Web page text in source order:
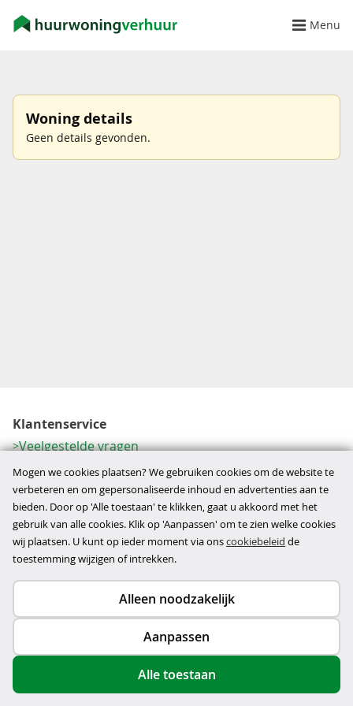
Menu
Woning details
Geen details gevonden.
Klantenservice
Veelgestelde vragen
Contactformulier
Herroeping
Over ons
Bedrijfsgegevens
Werkwijze
Copyright © 2026
privacy- en cookiebeleid
Mogen we cookies plaatsen? We gebruiken cookies om de website te
verbeteren en om gepersonaliseerde inhoud en advertenties aan te
bieden. Door op 'Alle toestaan' te klikken, gaat u akkoord met het
gebruik van alle cookies. Klik op 'Aanpassen' om te zien welke cookies
wij plaatsen. U kunt op ieder moment via onscookiebeleid de
toestemming wijzigen of intrekken.
Alleen noodzakelijk
Aanpassen
Alle toestaan